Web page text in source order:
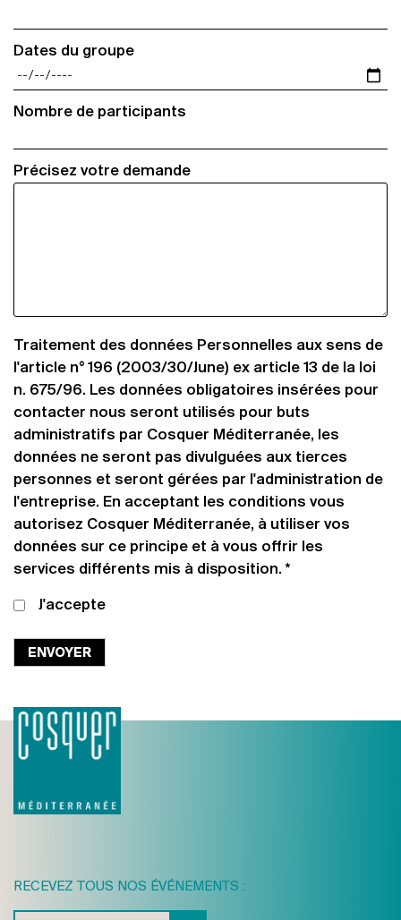
Dates du groupe
Nombre de participants
Précisez votre demande
Traitement des données Personnelles aux sens de
l'article n° 196 (2003/30/June) ex article 13 de la loi
n. 675/96. Les données obligatoires insérées pour
contacter nous seront utilisés pour buts
administratifs par Cosquer Méditerranée, les
données ne seront pas divulguées aux tierces
personnes et seront gérées par l'administration de
l'entreprise. En acceptant les conditions vous
autorisez Cosquer Méditerranée, à utiliser vos
données sur ce principe et à vous offrir les
services différents mis à disposition. *
J'accepte
RECEVEZ TOUS NOS ÉVÉNEMENTS :